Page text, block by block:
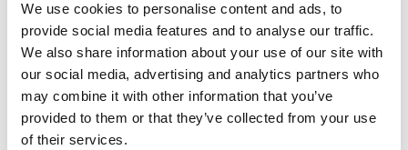
We use cookies to personalise content and ads, to
provide social media features and to analyse our traffic.
We also share information about your use of our site with
our social media, advertising and analytics partners who
may combine it with other information that you’ve
provided to them or that they’ve collected from your use
of their services.
Questo articolo esplora le sfide della
produzione di armi da fuoco e sottolinea
l’importanza cruciale della rigatura per
ottenere la migliore finitura possibile.